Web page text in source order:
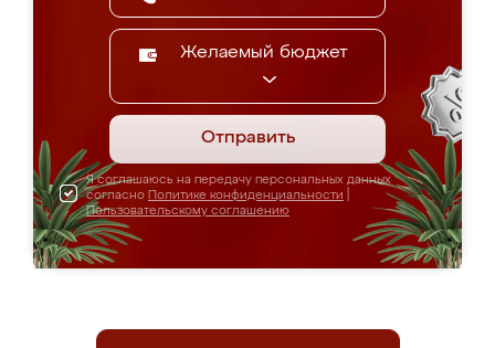
Желаемый бюджет
Отправить
Я соглашаюсь на передачу персональных данных
согласно Политике конфиденциальности
Пользовательскому соглашению